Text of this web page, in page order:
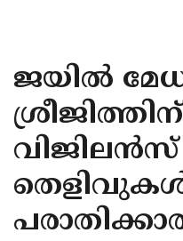
KANNUR
KASARAGOD
ജയിൽ